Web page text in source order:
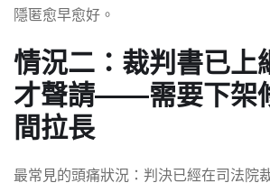
隱匿愈早愈好。
情況二：裁判書已上
才聲請——需要下架
間拉長
最常見的頭痛狀況：判決已經在司法院